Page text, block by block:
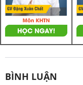
BÌNH LUẬN